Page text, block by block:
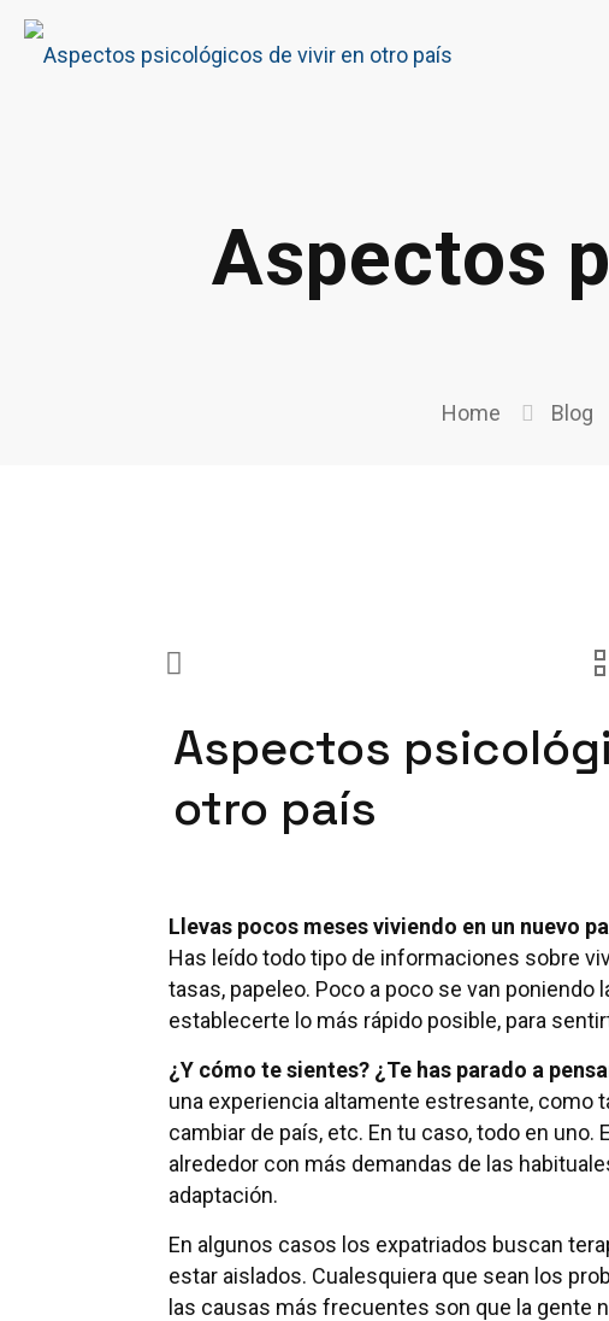
Aspectos
Home Blog
Aspectos
otro país
Llevas pocos meses viviendo en un nuevo
Has leído todo tipo de informaciones sobre
tasas, papeleo. Poco a poco se van
establecerte lo más rápido posible, para
¿Y cómo te sientes? ¿Te has parado a
una experiencia altamente estresante, como
cambiar de país, etc. En tu caso, todo en
alrededor con más demandas de las
adaptación.
En algunos casos los expatriados buscan
estar aislados. Cualesquiera que sean los
las causas más frecuentes son que la gente